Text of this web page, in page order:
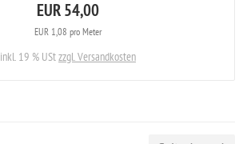
EUR 54,00
EUR 1,08 pro Meter
inkl. 19 % UStzzgl. Versandkosten